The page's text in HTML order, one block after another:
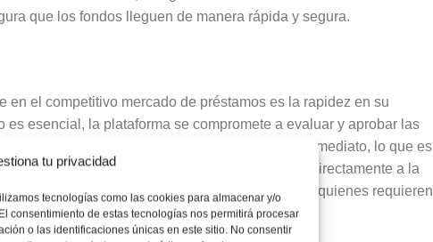
tu privacidad
tecnologías como las cookies para almacenar y/o
consentimiento de estas tecnologías nos permitirá procesar
o las identificaciones únicas en este sitio. No consentir
que los fondos lleguen de manera rápida y segura.
el competitivo mercado de préstamos es la rapidez en su
esencial, la plataforma se compromete a evaluar y aprobar las
a los usuarios acceder a sus fondos casi de inmediato, lo que es
surgir. La transferencia de dinero se realiza directamente a la
espera innecesaria y brindando tranquilidad a quienes requieren